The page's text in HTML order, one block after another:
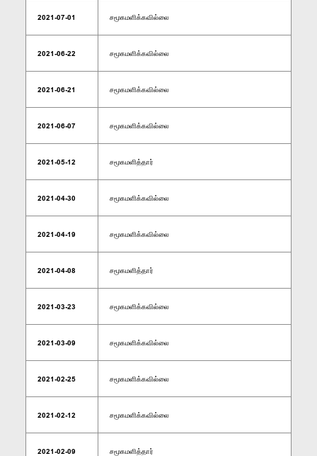
2021-07-01 சமூகமளிக்கவில்லை
2021-06-22 சமூகமளிக்கவில்லை
2021-06-21 சமூகமளிக்கவில்லை
2021-06-07 சமூகமளிக்கவில்லை
2021-05-12 சமூகமளித்தார்
2021-04-30 சமூகமளிக்கவில்லை
2021-04-19 சமூகமளிக்கவில்லை
2021-04-08 சமூகமளித்தார்
2021-03-23 சமூகமளிக்கவில்லை
2021-03-09 சமூகமளிக்கவில்லை
2021-02-25 சமூகமளிக்கவில்லை
2021-02-12 சமூகமளிக்கவில்லை
2021-02-09 சமூகமளித்தார்